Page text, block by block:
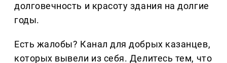
долговечность и красоту здания на долгие
годы.
Есть жалобы? Канал для добрых казанцев,
которых вывели из себя. Делитеcь тем, что